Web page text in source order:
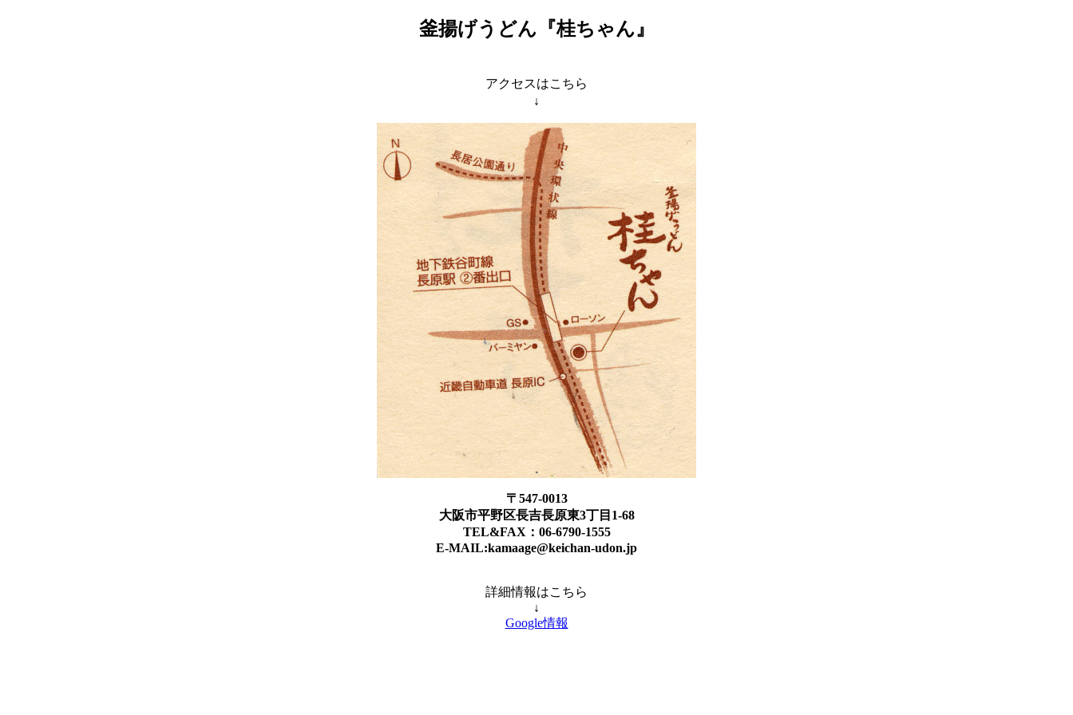
釜揚げうどん『桂ちゃん』
アクセスはこちら
↓
〒547-0013
大阪市平野区長吉長原東3丁目1-68
TEL&FAX：06-6790-1555
E-MAIL:kamaage@keichan-udon.jp
詳細情報はこちら
↓
Google情報